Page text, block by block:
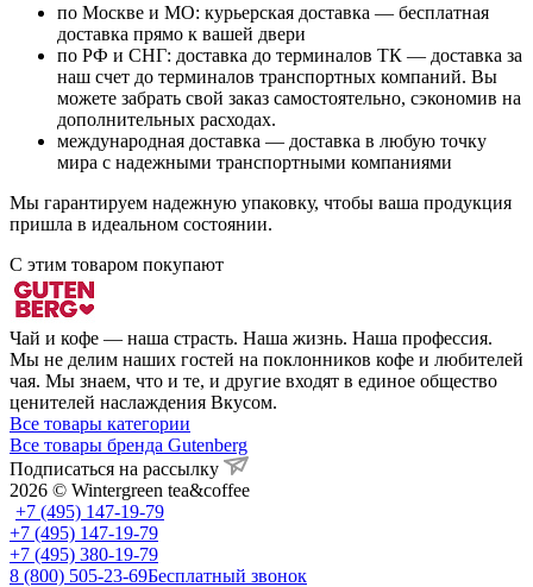
по Москве и МО: курьерская доставка — бесплатная
доставка прямо к вашей двери
по РФ и СНГ: доставка до терминалов ТК — доставка за
наш счет до терминалов транспортных компаний. Вы
можете забрать свой заказ самостоятельно, сэкономив на
дополнительных расходах.
международная доставка — доставка в любую точку
мира с надежными транспортными компаниями
Мы гарантируем надежную упаковку, чтобы ваша продукция
пришла в идеальном состоянии.
С этим товаром покупают
Чай и кофе — наша страсть. Наша жизнь. Наша профессия.
Мы не делим наших гостей на поклонников кофе и любителей
чая. Мы знаем, что и те, и другие входят в единое общество
ценителей наслаждения Вкусом.
Все товары категории
Все товары бренда Gutenberg
Подписаться на рассылку
2026 © Wintergreen tea&coffee
+7 (495) 147-19-79
+7 (495) 147-19-79
+7 (495) 380-19-79
8 (800) 505-23-69Бесплатный звонок